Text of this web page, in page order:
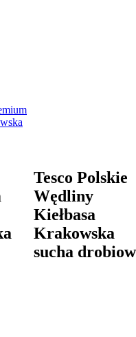
Tesco Polskie
Wędliny
Kiełbasa
Krakowska
sucha